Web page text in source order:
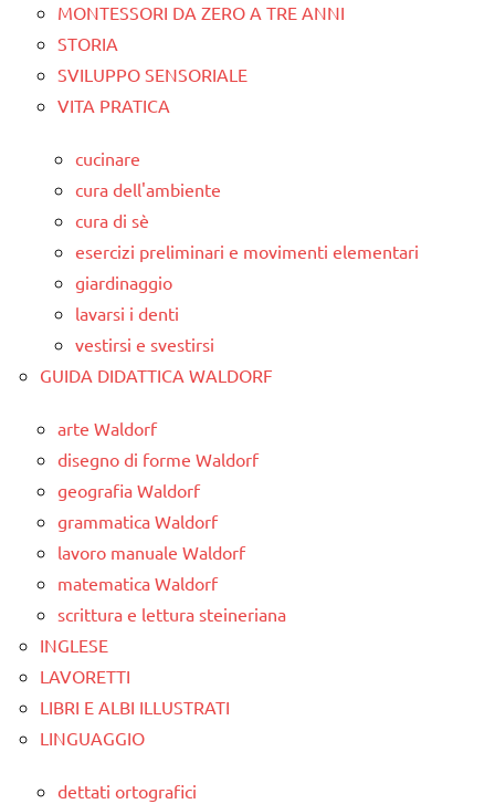
MONTESSORI DA ZERO A TRE ANNI
STORIA
SVILUPPO SENSORIALE
VITA PRATICA
cucinare
cura dell'ambiente
cura di sè
esercizi preliminari e movimenti elementari
giardinaggio
lavarsi i denti
vestirsi e svestirsi
GUIDA DIDATTICA WALDORF
arte Waldorf
disegno di forme Waldorf
geografia Waldorf
grammatica Waldorf
lavoro manuale Waldorf
matematica Waldorf
scrittura e lettura steineriana
INGLESE
LAVORETTI
LIBRI E ALBI ILLUSTRATI
LINGUAGGIO
dettati ortografici